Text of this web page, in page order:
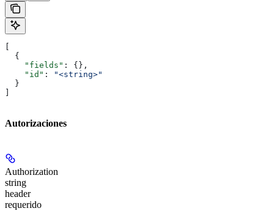
  {
    "fields"
: {},
    "id"
:
"<string>"
  }
Autorizaciones
Authorization
string
header
requerido